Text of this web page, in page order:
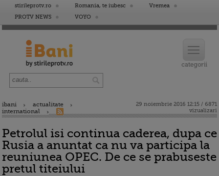
stirileprotv.ro Romania, te iubesc
Vremea
PROTV NEWS
VOYO
ibani
actualitate
international
29 noiembrie 2016 12:15 / 6871
vizualizari
Petrolul isi continua caderea, dupa ce
Rusia a anuntat ca nu va participa la
reuniunea OPEC. De ce se prabuseste
pretul titeiului